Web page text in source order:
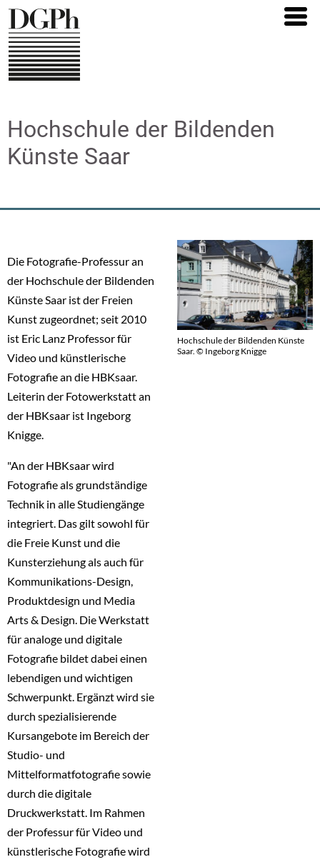
Direkt
zum
Inhalt
Hochschule der Bildenden
Künste Saar
Die Fotografie-Professur an
der Hochschule der Bildenden
Künste Saar ist der Freien
Kunst zugeordnet; seit 2010
ist Eric Lanz Professor für
Video und künstlerische
Fotografie an die HBKsaar.
Leiterin der Fotowerkstatt an
der HBKsaar ist Ingeborg
Knigge.
"An der HBKsaar wird
Fotografie als grundständige
Technik in alle Studiengänge
integriert. Das gilt sowohl für
die Freie Kunst und die
Kunsterziehung als auch für
Kommunikations-Design,
Produktdesign und Media
Arts & Design. Die Werkstatt
für analoge und digitale
Fotografie bildet dabei einen
lebendigen und wichtigen
Schwerpunkt. Ergänzt wird sie
durch spezialisierende
Kursangebote im Bereich der
Studio- und
Mittelformatfotografie sowie
durch die digitale
Druckwerkstatt. Im Rahmen
der Professur für Video und
künstlerische Fotografie wird
Hochschule der Bildenden Künste
Saar. © Ingeborg Knigge